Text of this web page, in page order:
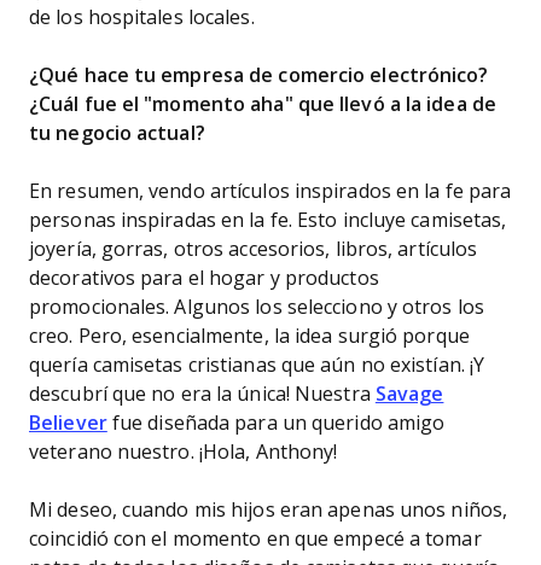
de los hospitales locales.
¿Qué hace tu empresa de comercio electrónico?
¿Cuál fue el "momento aha" que llevó a la idea de
tu negocio actual?
En resumen, vendo artículos inspirados en la fe para
personas inspiradas en la fe. Esto incluye camisetas,
joyería, gorras, otros accesorios, libros, artículos
decorativos para el hogar y productos
promocionales. Algunos los selecciono y otros los
creo. Pero, esencialmente, la idea surgió porque
quería camisetas cristianas que aún no existían. ¡Y
descubrí que no era la única! Nuestra Savage
Believerfue diseñada para un querido amigo
veterano nuestro. ¡Hola, Anthony!
Mi deseo, cuando mis hijos eran apenas unos niños,
coincidió con el momento en que empecé a tomar